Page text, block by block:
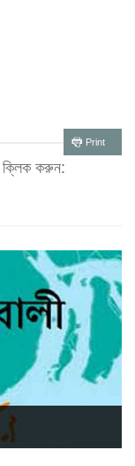
Print
ক্লিক করুন: